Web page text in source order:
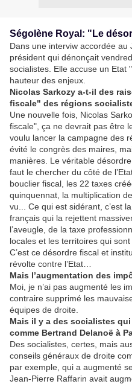
Ségolène Royal: "Le
Dans une interviw accordée au
président qui dénonçait
socialistes. Elle accuse un Etat
hauteur des enjeux.
Nicolas Sarkozy a-t-il des
fiscale" des régions
Une nouvelle fois, Nicolas
fiscale", ça ne devrait pas être
voulu lancer la campagne des
évité le congrès des maires,
manières. Le véritable
faut le chercher du côté de
bouclier fiscal, les 22 taxes
quinquennat, la multiplication
vu... Ce qui est sidérant, c’est
français qui la rejettent
l’aveugle, de la taxe
locales et les territoires qui
C’est ce désordre fiscal et
révolte contre l’Etat…
Mais l’augmentation des
Moi, je n’ai pas augmenté les
contraire supprimé les
équipes de droite.
Mais il y a des socialistes
comme Bertrand Delanoë à
Des socialistes, certes, mais
conseils généraux de droite
par exemple, qui a augmenté
Jean-Pierre Raffarin avait